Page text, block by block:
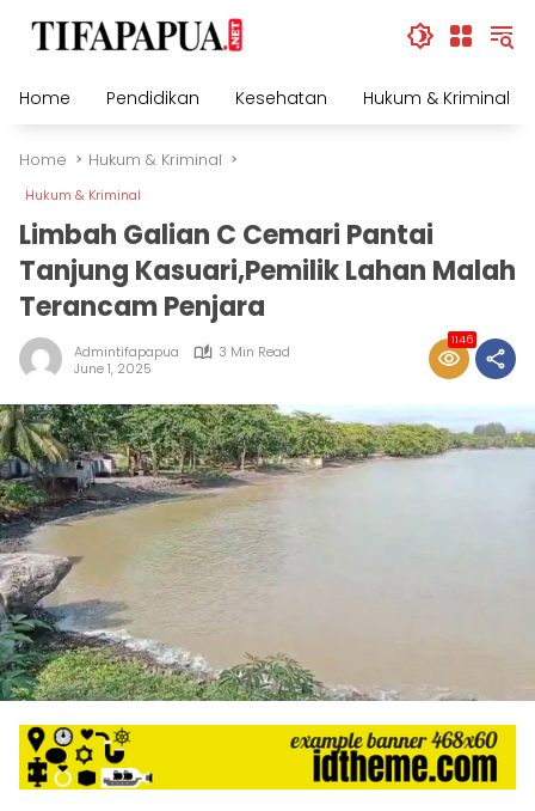
Home
Pendidikan Kesehatan Hukum & Kriminal
Home Hukum & Kriminal
Hukum & Kriminal
Limbah Galian C Cemari Pantai
Tanjung Kasuari,Pemilik Lahan Malah
Terancam Penjara
Admintifapapua
3 Min Read
June 1, 2025
1146